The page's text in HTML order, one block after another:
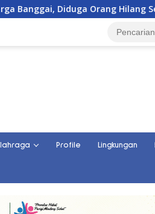
Orang Hilang Sebulan Lalu
Profile Lingkungan